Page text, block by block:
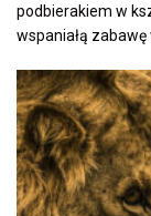
podbierakiem w
wspaniałą zabawę